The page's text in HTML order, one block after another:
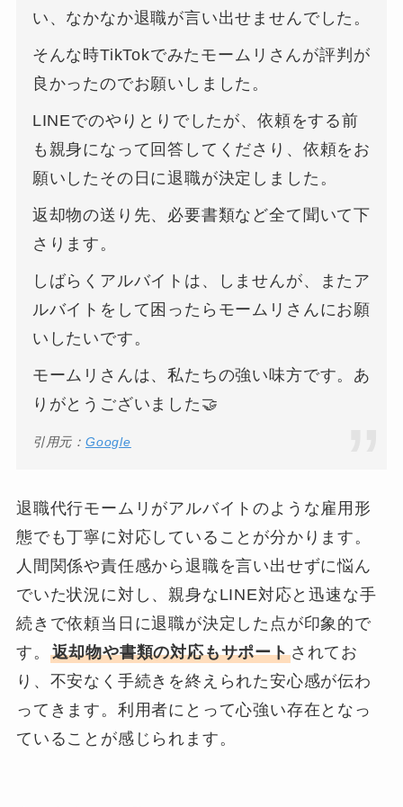
い、なかなか退職が言い出せませんでした。
そんな時TikTokでみたモームリさんが評判が
良かったのでお願いしました。
LINEでのやりとりでしたが、依頼をする前
も親身になって回答してくださり、依頼をお
願いしたその日に退職が決定しました。
返却物の送り先、必要書類など全て聞いて下
さります。
しばらくアルバイトは、しませんが、またア
ルバイトをして困ったらモームリさんにお願
いしたいです。
モームリさんは、私たちの強い味方です。あ
りがとうございました🤝
引用元：Google
退職代行モームリがアルバイトのような雇用形
態でも丁寧に対応していることが分かります。
人間関係や責任感から退職を言い出せずに悩ん
でいた状況に対し、親身なLINE対応と迅速な手
続きで依頼当日に退職が決定した点が印象的で
す。 返却物や書類の対応もサポートされてお
り、不安なく手続きを終えられた安心感が伝わ
ってきます。利用者にとって心強い存在となっ
ていることが感じられます。